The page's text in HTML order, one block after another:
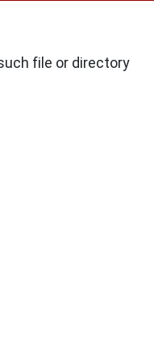
file or directory